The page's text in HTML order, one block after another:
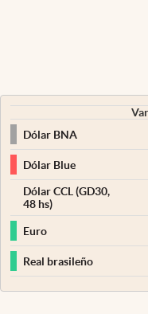
Dólar BNA
Dólar Blue
Dólar CCL (GD30,
48 hs)
Euro
Real brasileño